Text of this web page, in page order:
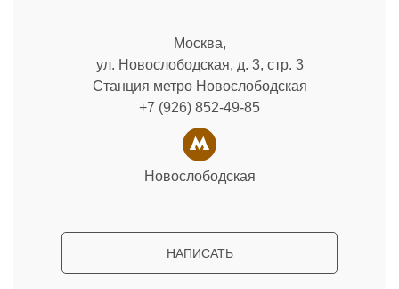
Москва,
ул. Новослободская, д. 3, стр. 3
Станция метро Новослободская
+7 (926) 852-49-85
Новослободская
НАПИСАТЬ